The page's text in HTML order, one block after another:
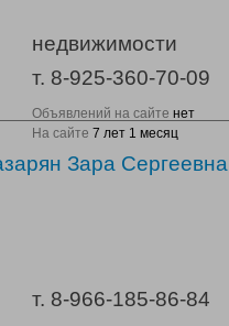
недвижимости
т. 8-925-360-70-09
Объявлений на сайте нет
На сайте 7 лет 1 месяц
т. 8-966-185-86-84